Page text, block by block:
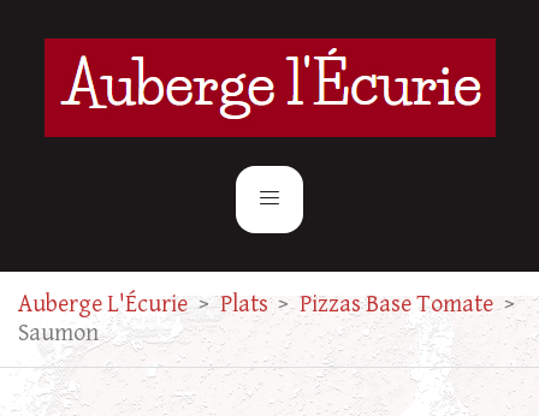
Auberge L'Écurie > Plats > Pizzas Base Tomate >
Saumon